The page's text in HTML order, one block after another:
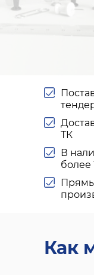
ТК
В
более
Как